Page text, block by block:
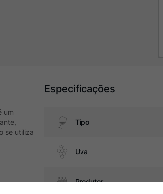
um
se utiliza
Especificações
Tipo
Uva
Produtor